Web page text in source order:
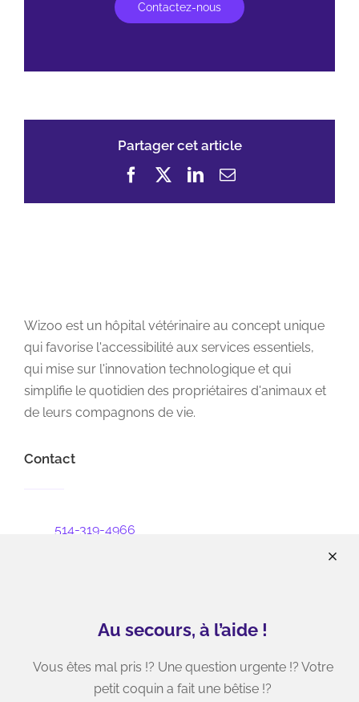
Contactez-nous
Partager cet article
FacebookLinkedIn
Email
Wizoo est un hôpital vétérinaire au concept unique
qui favorise l'accessibilité aux services essentiels,
qui mise sur l'innovation technologique et qui
simplifie le quotidien des propriétaires d'animaux et
de leurs compagnons de vie.
Contact
514-319-4966
9205 boulevard Taschereau, Unité 104
Brossard, J4Y 3B8
Au secours, à l’aide !
Vous êtes mal pris !? Une question urgente !? Votre
petit coquin a fait une bêtise !?